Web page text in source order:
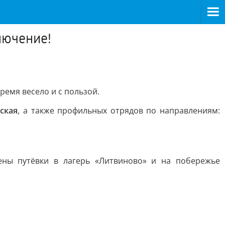
весело и с пользой.
, а также профильных отрядов по направлениям:
путёвки в лагерь «Литвиново» и на побережье